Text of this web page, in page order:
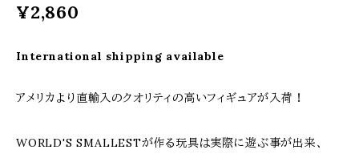
¥2,860
International shipping available
アメリカより直輸入のクオリティの高いフィギュアが入荷！
WORLD'S SMALLESTが作る玩具は実際に遊ぶ事が出来、